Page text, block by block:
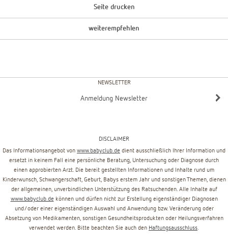
Seite drucken
weiterempfehlen
NEWSLETTER
Anmeldung Newsletter
DISCLAIMER
Das Informationsangebot von www.babyclub.de dient ausschließlich Ihrer Information und
ersetzt in keinem Fall eine persönliche Beratung, Untersuchung oder Diagnose durch
einen approbierten Arzt. Die bereit gestellten Informationen und Inhalte rund um
Kinderwunsch, Schwangerschaft, Geburt, Babys erstem Jahr und sonstigen Themen, dienen
der allgemeinen, unverbindlichen Unterstützung des Ratsuchenden. Alle Inhalte auf
www.babyclub.de können und dürfen nicht zur Erstellung eigenständiger Diagnosen
und/oder einer eigenständigen Auswahl und Anwendung bzw. Veränderung oder
Absetzung von Medikamenten, sonstigen Gesundheitsprodukten oder Heilungsverfahren
verwendet werden. Bitte beachten Sie auch den Haftungsausschluss.